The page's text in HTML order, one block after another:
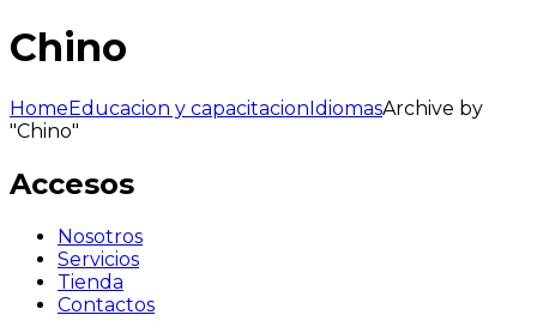
Chino
HomeEducacion y capacitacionIdiomasArchive by
"Chino"
Accesos
Nosotros
Servicios
Tienda
Contactos